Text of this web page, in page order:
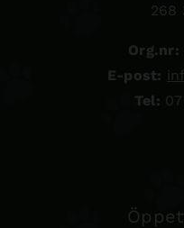
268
Org.nr:
E-post:
Tel: